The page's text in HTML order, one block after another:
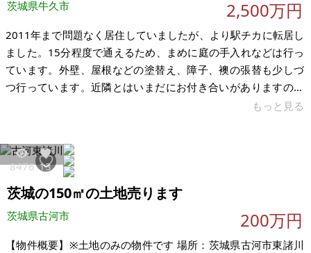
茨城県牛久市 2,500万円
2011年まで問題なく居住していましたが、より駅チカに転居し
ました。15分程度で通えるため、まめに庭の手入れなどは行っ
ています。外壁、屋根などの塗替え、障子、襖の張替も少しづ
つ行っています。近隣とはいまだにお付き合いがありますので
イルにこだわりのある方にご活用用いただければ幸いです。価
格希望に付きましては、この点を配慮します。個室プラン(何
LDKとか)としていませんので、続間として広くお使いいただけ
ます。畳、コルク床なので
もっと見る
8476 13
茨城の150㎡の土地売ります
茨城県古河市 200万円
【物件概要】※土地のみの物件です 場所：茨城県古河市東諸川